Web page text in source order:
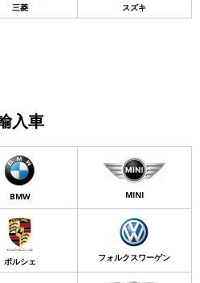
三菱 スズキ
入車
BMW MINI
ポルシェ フォルクスワーゲン